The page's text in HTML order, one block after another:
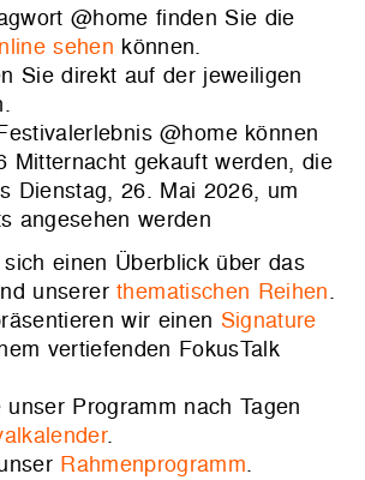
@home finden Sie die
sehen können.
Sie direkt auf der jeweiligen
@home können
Mitternacht gekauft werden, die
Dienstag, 26. Mai 2026, um
angesehen werden
einen Überblick über das
unsererthematischen Reihen.
wir einen Signature
vertiefenden FokusTalk
Programm nach Tagen
.
Rahmenprogramm.